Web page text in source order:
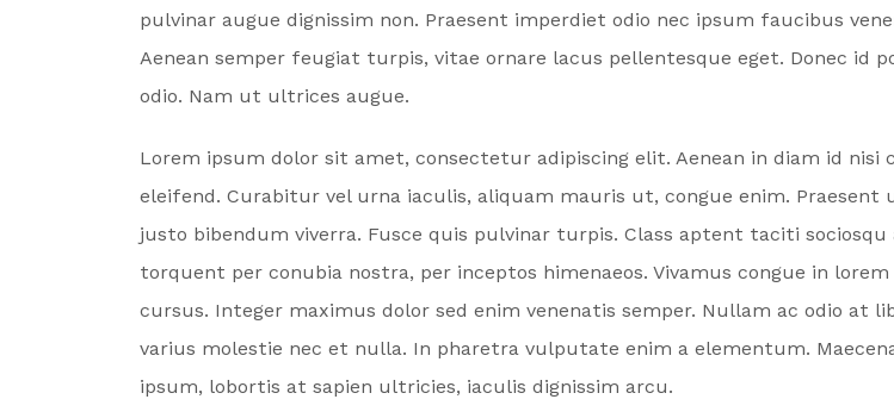
pulvinar augue dignissim non. Praesent imperdiet odio nec ipsum faucibus
Aenean semper feugiat turpis, vitae ornare lacus pellentesque eget. Donec id
odio. Nam ut ultrices augue.
Lorem ipsum dolor sit amet, consectetur adipiscing elit. Aenean in diam id nisi
eleifend. Curabitur vel urna iaculis, aliquam mauris ut, congue enim. Praesent
justo bibendum viverra. Fusce quis pulvinar turpis. Class aptent taciti sociosqu
torquent per conubia nostra, per inceptos himenaeos. Vivamus congue in
cursus. Integer maximus dolor sed enim venenatis semper. Nullam ac odio at
varius molestie nec et nulla. In pharetra vulputate enim a elementum.
ipsum, lobortis at sapien ultricies, iaculis dignissim arcu.